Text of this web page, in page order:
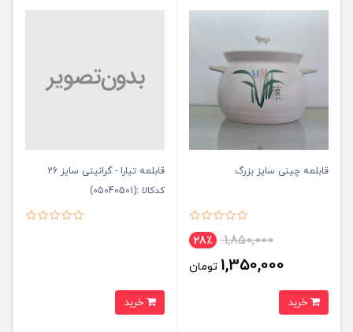
قابلمه چینی سایز بزرگ
1,850,000 28٪
1,350,000 تومان
قابلمه تیارا - گرانیتی سایز 26
کدکالا :(05040501)